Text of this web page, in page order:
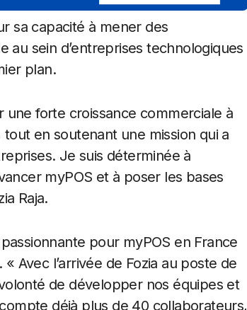
sa capacité à mener des
au sein d’entreprises technologiques
plan.
une forte croissance commerciale à
en soutenant une mission qui a
Je suis déterminée à
myPOS et à poser les bases
Raja.
pour myPOS en France
Avec l’arrivée de Fozia au poste de
de développer nos équipes et
déjà plus de 40 collaborateurs,